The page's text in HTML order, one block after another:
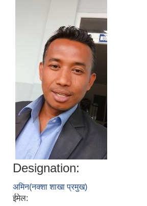
Designation:
अमिन(नक्शा शाखा प्रमुख)
ईमेल: